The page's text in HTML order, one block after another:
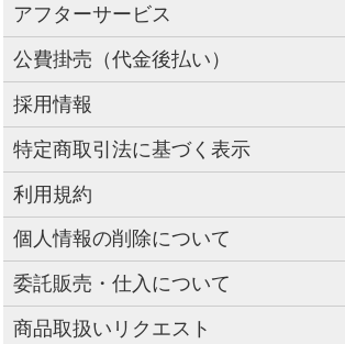
アフターサービス
公費掛売（代金後払い）
採用情報
特定商取引法に基づく表示
利用規約
個人情報の削除について
委託販売・仕入について
商品取扱いリクエスト